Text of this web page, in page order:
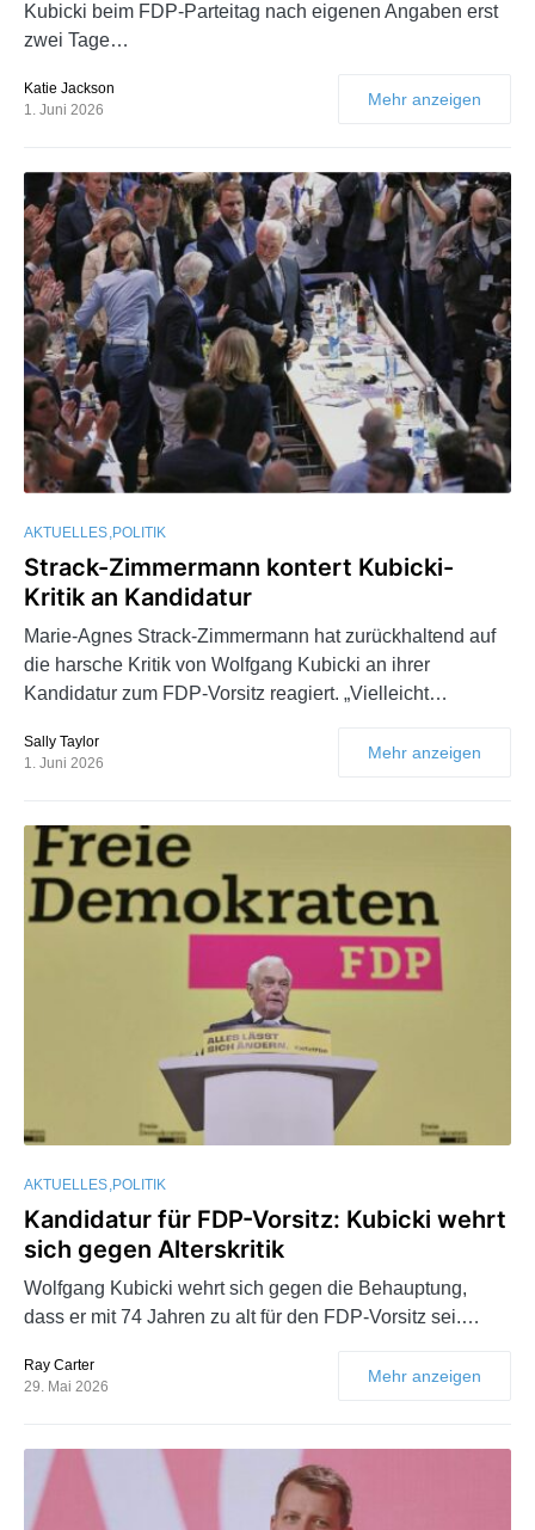
Kubicki beim FDP-Parteitag nach eigenen Angaben erst
zwei Tage…
Katie Jackson
1. Juni 2026
Mehr anzeigen
AKTUELLES POLITIK
Strack-Zimmermann kontert Kubicki-
Kritik an Kandidatur
Marie-Agnes Strack-Zimmermann hat zurückhaltend auf
die harsche Kritik von Wolfgang Kubicki an ihrer
Kandidatur zum FDP-Vorsitz reagiert. „Vielleicht…
Sally Taylor
1. Juni 2026
Mehr anzeigen
AKTUELLES POLITIK
Kandidatur für FDP-Vorsitz: Kubicki wehrt
sich gegen Alterskritik
Wolfgang Kubicki wehrt sich gegen die Behauptung,
dass er mit 74 Jahren zu alt für den FDP-Vorsitz sei.…
Ray Carter
29. Mai 2026
Mehr anzeigen